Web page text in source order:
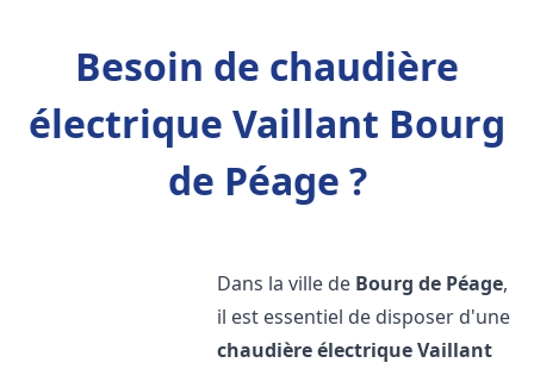
Besoin de chaudière
électrique Vaillant Bourg
de Péage ?
Dans la ville de Bourg de Péage,
il est essentiel de disposer d'une
chaudière électrique Vaillant